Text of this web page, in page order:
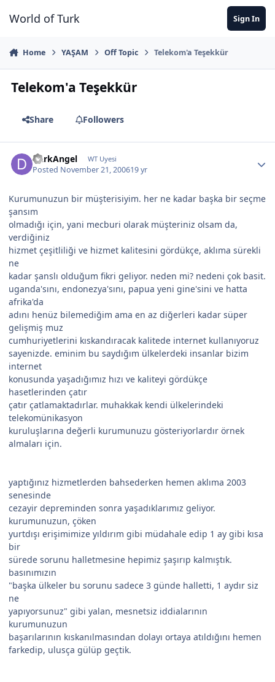
World of Turk Sign In
Home YAŞAM Off Topic Telekom'a Teşekkür
Telekom'a Teşekkür
Share Followers
DarkAngel WT Uyesi
Posted November 21, 200619 yr
Kurumunuzun bir müşterisiyim. her ne kadar başka bir seçme
şansım
olmadığı için, yani mecburi olarak müşteriniz olsam da,
verdiğiniz
hizmet çeşitliliği ve hizmet kalitesini gördükçe, aklıma sürekli
ne
kadar şanslı olduğum fikri geliyor. neden mi? nedeni çok basit.
uganda'sını, endonezya'sını, papua yeni gine'sini ve hatta
afrika'da
adını henüz bilemediğim ama en az diğerleri kadar süper
gelişmiş muz
cumhuriyetlerini kıskandıracak kalitede internet kullanıyoruz
sayenizde. eminim bu saydığım ülkelerdeki insanlar bizim
internet
konusunda yaşadığımız hızı ve kaliteyi gördükçe
hasetlerinden çatır
çatır çatlamaktadırlar. muhakkak kendi ülkelerindeki
telekomünikasyon
kuruluşlarına değerli kurumunuzu gösteriyorlardır örnek
almaları için.
yaptığınız hizmetlerden bahsederken hemen aklıma 2003
senesinde
cezayir depreminden sonra yaşadıklarımız geliyor.
kurumunuzun, çöken
yurtdışı erişimimize yıldırım gibi müdahale edip 1 ay gibi kısa
bir
sürede sorunu halletmesine hepimiz şaşırıp kalmıştık.
basınımızın
"başka ülkeler bu sorunu sadece 3 günde halletti, 1 aydır siz
ne
yapıyorsunuz" gibi yalan, mesnetsiz iddialarının
kurumunuzun
başarılarının kıskanılmasından dolayı ortaya atıldığını hemen
farkedip, ulusça gülüp geçtik.